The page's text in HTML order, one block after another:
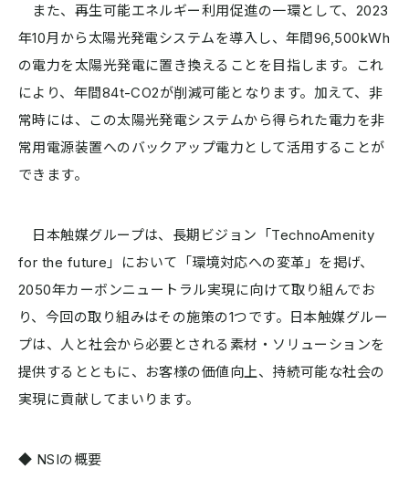
また、再生可能エネルギー利用促進の一環として、2023
年10月から太陽光発電システムを導入し、年間96,500kWh
の電力を太陽光発電に置き換えることを目指します。これ
により、年間84t-CO2が削減可能となります。加えて、非
常時には、この太陽光発電システムから得られた電力を非
常用電源装置へのバックアップ電力として活用することが
できます。
日本触媒グループは、長期ビジョン「TechnoAmenity
for the future」において「環境対応への変革」を掲げ、
2050年カーボンニュートラル実現に向けて取り組んでお
り、今回の取り組みはその施策の1つです。日本触媒グルー
プは、人と社会から必要とされる素材・ソリューションを
提供するとともに、お客様の価値向上、持続可能な社会の
実現に貢献してまいります。
◆ NSIの概要